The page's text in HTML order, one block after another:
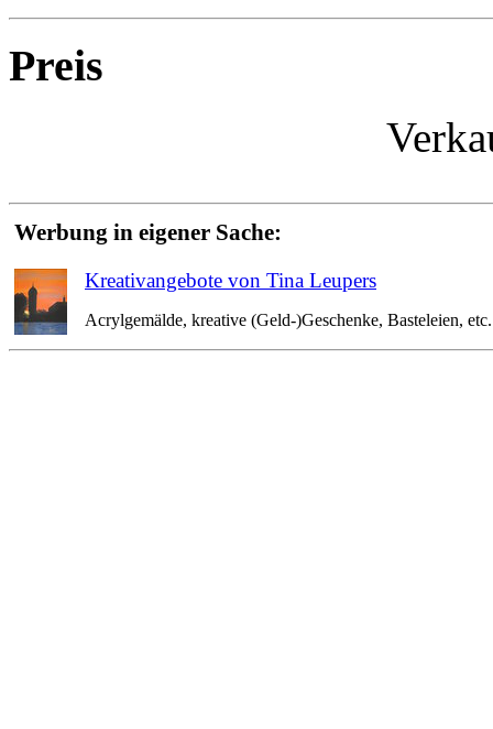
Preis
Werbung in eigener Sache:
Kreativangebote von Tina Leupers
Acrylgemälde, kreative (Geld-)Geschenke, Basteleien,